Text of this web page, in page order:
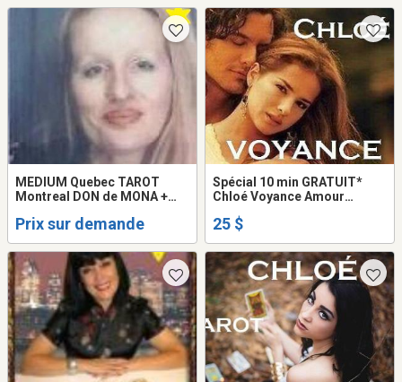
969-2563
MEDIUM Quebec TAROT
Montreal DON de MONA +
TAROT LOVE PSYCHIC
READING
Prix sur demande
Spécial 10 min GRATUIT*
Chloé Voyance Amour
Vérité Réponse CLAIRE en
DIRECT TEL: 514-969-2563
25 $